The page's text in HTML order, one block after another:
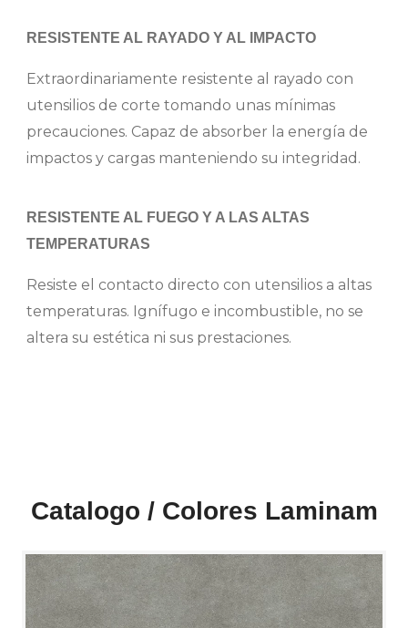
RESISTENTE AL RAYADO Y AL IMPACTO
Extraordinariamente resistente al rayado con
utensilios de corte tomando unas mínimas
precauciones. Capaz de absorber la energía de
impactos y cargas manteniendo su integridad.
RESISTENTE AL FUEGO Y A LAS ALTAS
TEMPERATURAS
Resiste el contacto directo con utensilios a altas
temperaturas. Ignífugo e incombustible, no se
altera su estética ni sus prestaciones.
Catalogo / Colores Laminam